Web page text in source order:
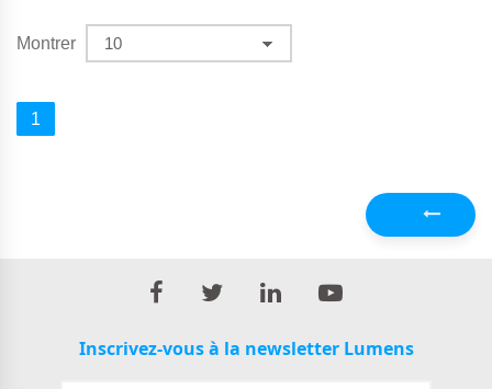
Montrer
1
Inscrivez-vous à la newsletter Lumens